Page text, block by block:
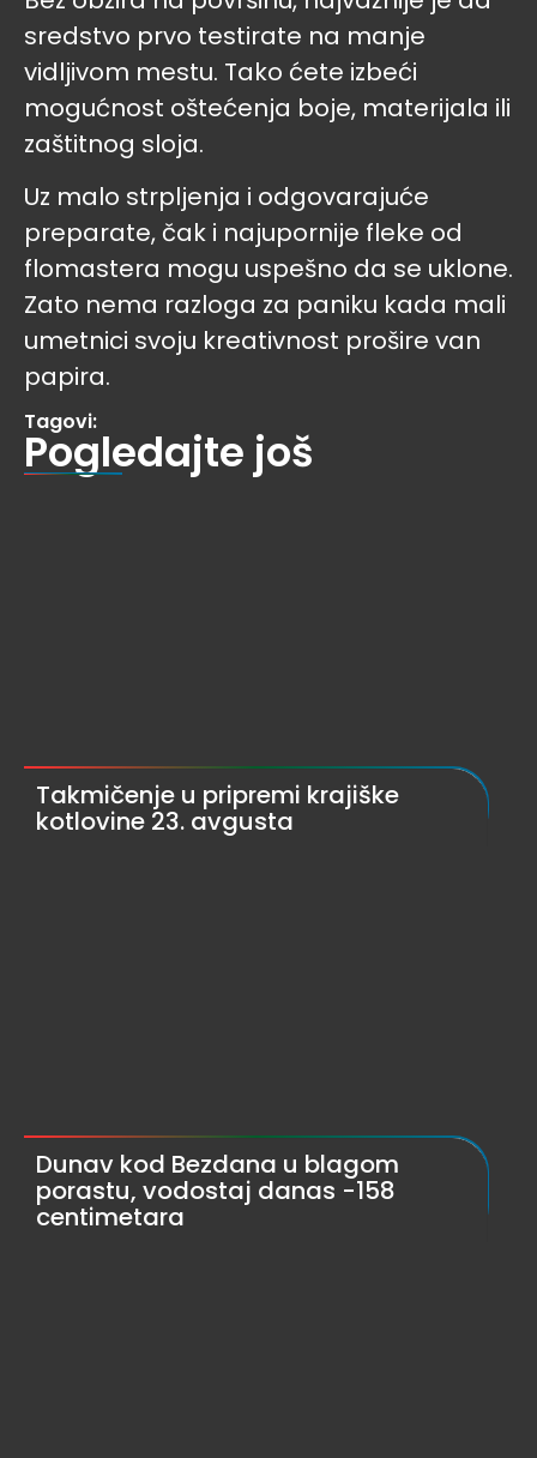
sredstvo prvo testirate na manje
vidljivom mestu. Tako ćete izbeći
mogućnost oštećenja boje, materijala ili
zaštitnog sloja.
Uz malo strpljenja i odgovarajuće
preparate, čak i najupornije fleke od
flomastera mogu uspešno da se uklone.
Zato nema razloga za paniku kada mali
umetnici svoju kreativnost prošire van
papira.
Tagovi:
Pogledajte još
Takmičenje u pripremi krajiške
kotlovine 23. avgusta
Dunav kod Bezdana u blagom
porastu, vodostaj danas -158
centimetara